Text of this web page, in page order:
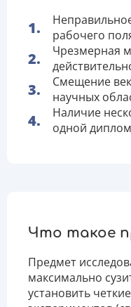
рабочего
Чрезмерная
Смещение
научных
Наличие
одной
Что такое
Предмет
максимально
установить